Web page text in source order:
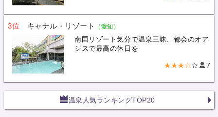
3位 キャナル・リゾート （愛知）
南国リゾート気分で温泉三昧、都会のオア
シスで最高の休日を
★★★☆☆ 7
温泉人気ランキングTOP20